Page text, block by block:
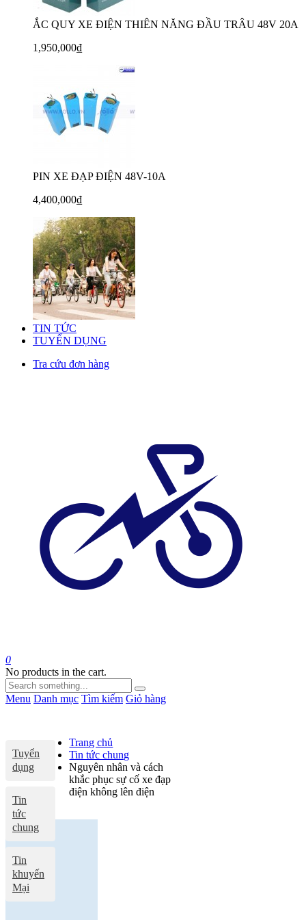
ẮC QUY XE ĐIỆN THIÊN NĂNG ĐẦU TRÂU 48V 20A
1,950,000₫
PIN XE ĐẠP ĐIỆN 48V-10A
4,400,000₫
TIN TỨC
TUYỂN DỤNG
Tra cứu đơn hàng
0
No products in the cart.
Menu Danh mục Tìm kiếm Giỏ hàng
Tuyển
dụng
Tin
tức
chung
Tin
khuyến
Mại
Trang chủ
Tin tức chung
Nguyên nhân và cách
khắc phục sự cố xe đạp
điện không lên điện